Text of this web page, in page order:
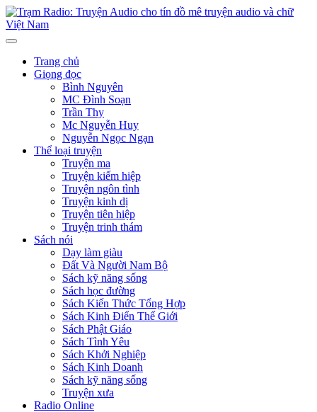
Trang chủ
Giọng đọc
Bình Nguyên
MC Đình Soạn
Trần Thy
Mc Nguyễn Huy
Nguyễn Ngọc Ngạn
Thể loại truyện
Truyện ma
Truyện kiếm hiệp
Truyện ngôn tình
Truyện kinh dị
Truyện tiên hiệp
Truyện trinh thám
Sách nói
Dạy làm giàu
Đất Và Người Nam Bộ
Sách kỹ năng sống
Sách học đường
Sách Kiến Thức Tổng Hợp
Sách Kinh Điển Thế Giới
Sách Phật Giáo
Sách Tình Yêu
Sách Khởi Nghiệp
Sách Kinh Doanh
Sách kỹ năng sống
Truyện xưa
Radio Online